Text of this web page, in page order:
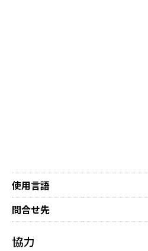
使用言語
問合せ先
協力